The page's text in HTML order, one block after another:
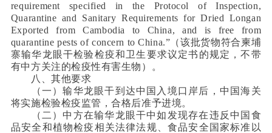
requirement specified in the Protocol of Inspection,
Quarantine and Sanitary Requirements for Dried Longan
Exported from Cambodia to China, and is free from
quarantine pests of concern to China.”（该批货物符合柬埔
寨输华龙眼干检验检疫和卫生要求议定书的规定，不带
有中方关注的检疫性有害生物）。
八、其他要求
（一）输华龙眼干到达中国入境口岸后，中国海关
将实施检验检疫监管，合格后准予进境。
（二）中方在输华龙眼干中如发现存在违反中国食
品安全和植物检疫相关法律法规、食品安全国家标准以